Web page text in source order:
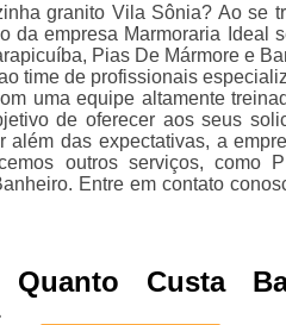
granito Vila Sônia? Ao se
da empresa Marmoraria Ideal
Pias De Mármore e
time de profissionais
uma equipe altamente
de oferecer aos seus
das expectativas, a
outros serviços, como
Entre em contato
Custa